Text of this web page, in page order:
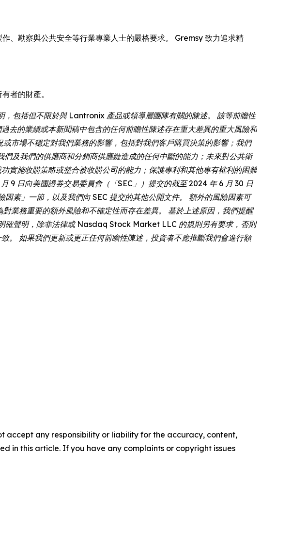
、勘察與公共安全等行業專業人士的嚴格要求。 Gremsy 致力追求精
者的財產。
包括但不限於與 Lantronix 產品或領導層團隊有關的陳述。 該等前瞻性
去的業績或本新聞稿中包含的任何前瞻性陳述存在重大差異的重大風險和
市場不穩定對我們業務的影響，包括對我們客戶購買決策的影響；我們
及我們的供應商和分銷商供應鏈造成的任何中斷的能力；未來對公共衛
實施收購策略或整合被收購公司的能力；保護專利和其他專有權利的困難
9 日向美國證券交易委員會（「SEC」）提交的截至 2024 年 6 月 30 日
素」一節，以及我們向 SEC 提交的其他公開文件。 額外的風險因素可
業務重要的額外風險和不確定性而存在差異。 基於上述原因，我們提醒
確聲明，除非法律或 Nasdaq Stock Market LLC 的規則另有要求，否則
。 如果我們更新或更正任何前瞻性陳述，投資者不應推斷我們會進行額
accept any responsibility or liability for the accuracy, content,
in this article. If you have any complaints or copyright issues